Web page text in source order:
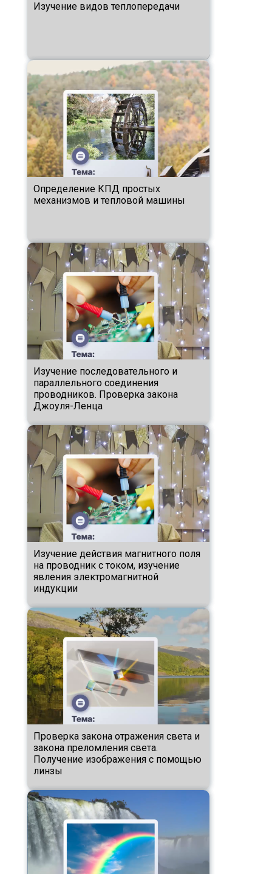
Изучение видов теплопередачи
Определение КПД простых
механизмов и тепловой машины
Изучение последовательного и
параллельного соединения
проводников. Проверка закона
Джоуля-Ленца
Изучение действия магнитного поля
на проводник с током, изучение
явления электромагнитной
индукции
Проверка закона отражения света и
закона преломления света.
Получение изображения с помощью
линзы